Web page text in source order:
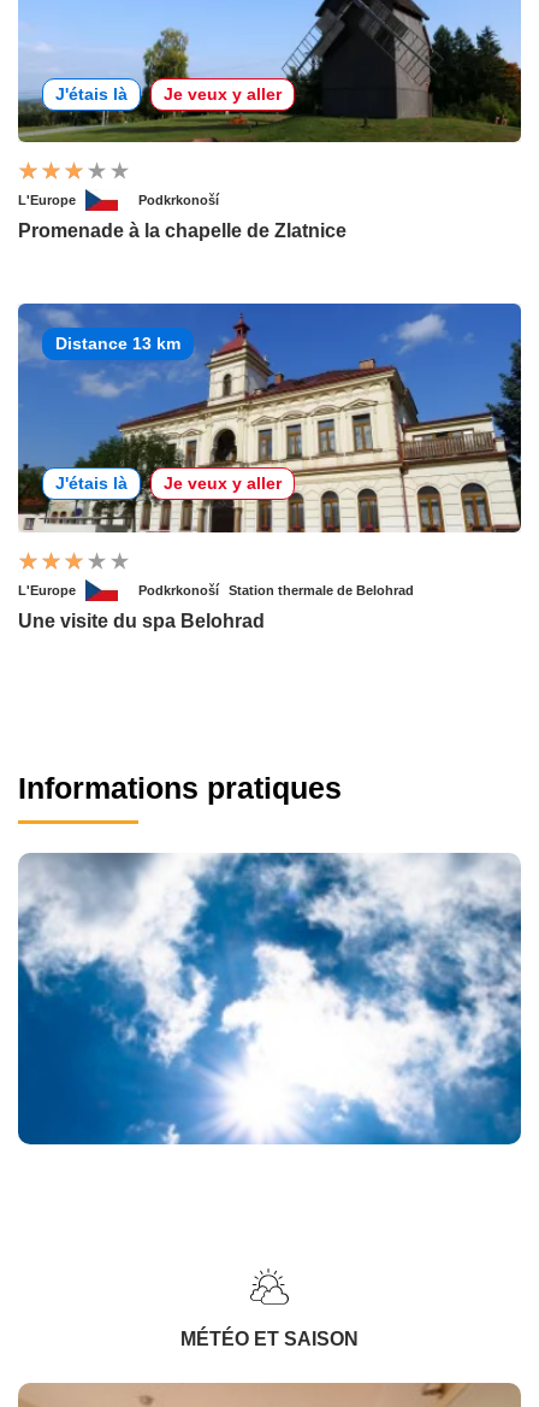
J'étais là Je veux y aller
L'Europe Podkrkonoší
Promenade à la chapelle de Zlatnice
Distance 13 km
J'étais là Je veux y aller
L'Europe Podkrkonoší Station thermale de Belohrad
Une visite du spa Belohrad
Informations pratiques
MÉTÉO ET SAISON